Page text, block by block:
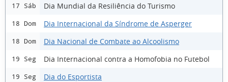
17 Sáb Dia Mundial da Resiliência do Turismo
18 Dom Dia Internacional da Síndrome de Asperger
18 Dom Dia Nacional de Combate ao Alcoolismo
19 Seg Dia Internacional contra a Homofobia no Futebol
19 Seg Dia do Esportista